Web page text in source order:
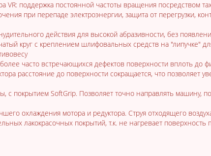
VR: поддержка постоянной частоты вращения посредством
при перепаде электроэнергии, защита от перегрузки,
действия для высокой абразивности, без
круг с креплением шлифовальных средств на "липучке"
часто встречающихся дефектов поверхности вплоть
расстояние до поверхности сокращается, что позволяет
с покрытием SoftGrip. Позволяет точно направлять машину,
охлаждения мотора и редуктора. Струя отходящего
лакокрасочных покрытий, т.к. не нагревает поверхность